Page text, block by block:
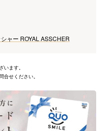
ャー ROYAL ASSCHER
ます。
せください。